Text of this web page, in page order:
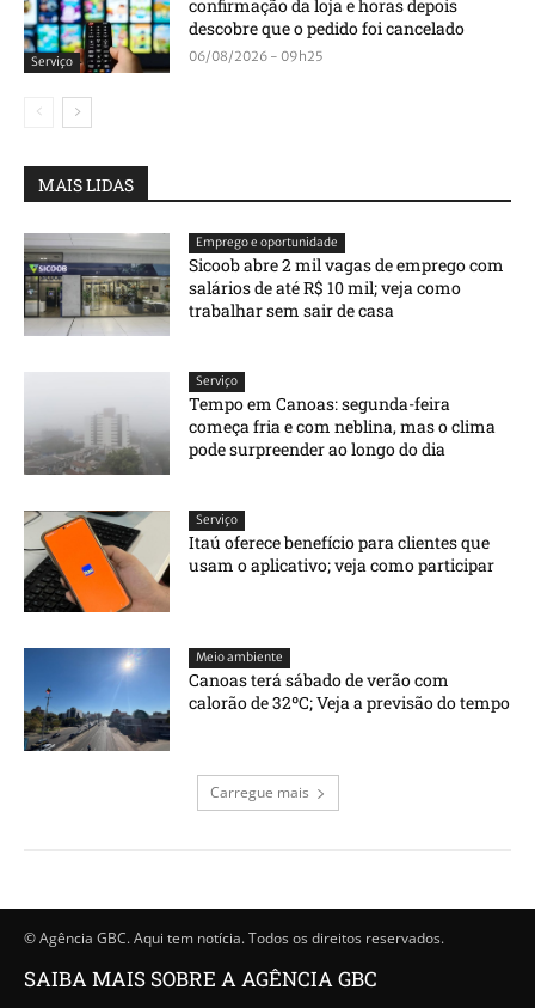
Serviço
confirmação da loja e horas depois
descobre que o pedido foi cancelado
06/08/2026 - 09h25
MAIS LIDAS
Emprego e oportunidade
Sicoob abre 2 mil vagas de emprego com
salários de até R$ 10 mil; veja como
trabalhar sem sair de casa
Serviço
Tempo em Canoas: segunda-feira
começa fria e com neblina, mas o clima
pode surpreender ao longo do dia
Serviço
Itaú oferece benefício para clientes que
usam o aplicativo; veja como participar
Meio ambiente
Canoas terá sábado de verão com
calorão de 32ºC; Veja a previsão do tempo
Carregue mais
© Agência GBC. Aqui tem notícia. Todos os direitos reservados.
SAIBA MAIS SOBRE A AGÊNCIA GBC